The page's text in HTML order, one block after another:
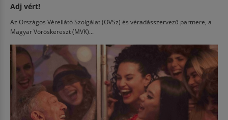
Adj vért!
Az Országos Vérellátó Szolgálat (OVSz) és véradásszervező partnere, a
Magyar Vöröskereszt (MVK)...